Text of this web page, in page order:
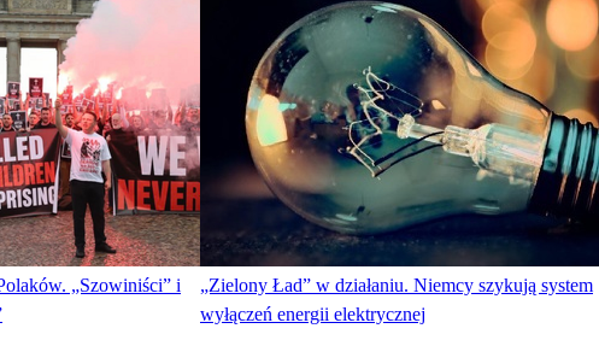
„Szowiniści” i
„Zielony Ład” w działaniu. Niemcy szykują system
wyłączeń energii elektrycznej